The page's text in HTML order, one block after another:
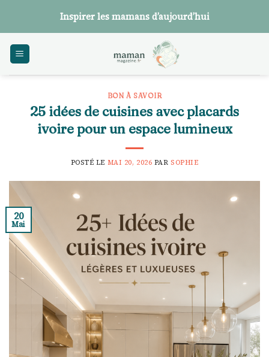
content
Inspirer les mamans d’aujourd’hui
BON À SAVOIR
25 idées de cuisines avec placards
ivoire pour un espace lumineux
POSTÉ LE MAI 20, 2026 PARSOPHIE
20
Mai